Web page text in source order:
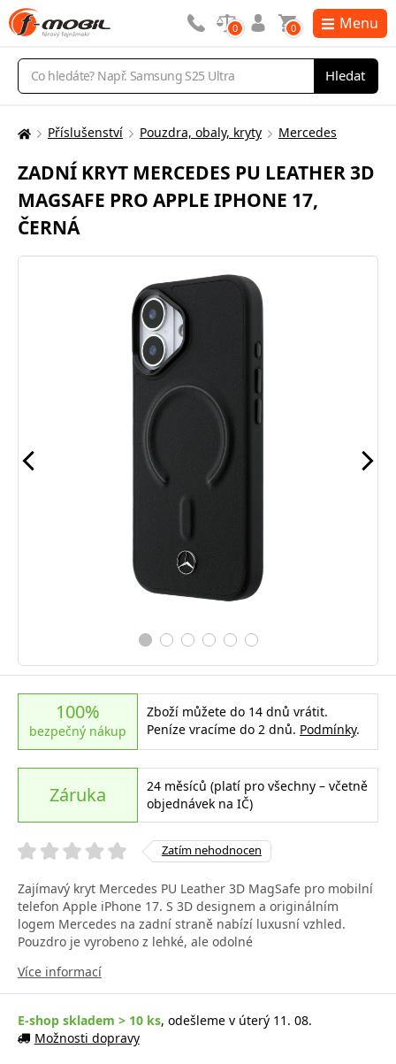
Vyhledávání
Hledat
0 0 Menu
Zde
nacházíte:
Příslušenství Pouzdra, obaly, kryty Mercedes
ZADNÍ KRYT MERCEDES PU LEATHER 3D
MAGSAFE PRO APPLE IPHONE 17,
ČERNÁ
100%
bezpečný nákup
Zboží můžete do 14 dnů vrátit.
Peníze vracíme do 2 dnů. Podmínky.
Záruka
24 měsíců (platí pro všechny – včetně
objednávek na IČ)
Zatím nehodnocen
Zajímavý kryt Mercedes PU Leather 3D MagSafe pro mobilní
telefon Apple iPhone 17. S 3D designem a originálním
logem Mercedes na zadní straně nabízí luxusní vzhled.
Pouzdro je vyrobeno z lehké, ale odolné
Více informací
E-shop skladem > 10 ks, odešleme v úterý 11. 08.
Možnosti dopravy